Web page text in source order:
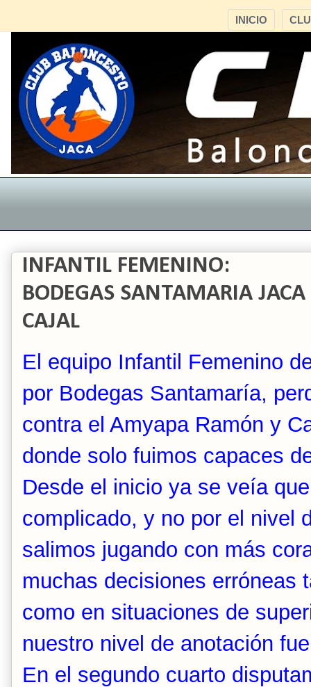
INICIO
INFANTIL FEMENINO:
BODEGAS SANTAMARIA
CAJAL
El equipo Infantil Femenino
por Bodegas Santamaría,
contra el Amyapa Ramón y
donde solo fuimos capaces
Desde el inicio ya se veía
complicado, y no por el nivel
salimos jugando con más
muchas decisiones erróneas
como en situaciones de
nuestro nivel de anotación
En el segundo cuarto